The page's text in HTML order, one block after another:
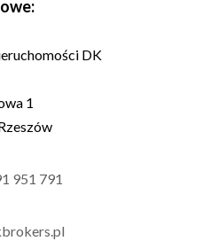
DK
1
951 791